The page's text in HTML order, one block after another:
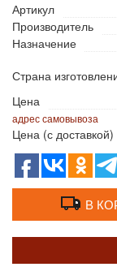
Артикул
Производитель
Назначение
Страна
Цена
адрес самовывоза
Цена (с доставкой)
В